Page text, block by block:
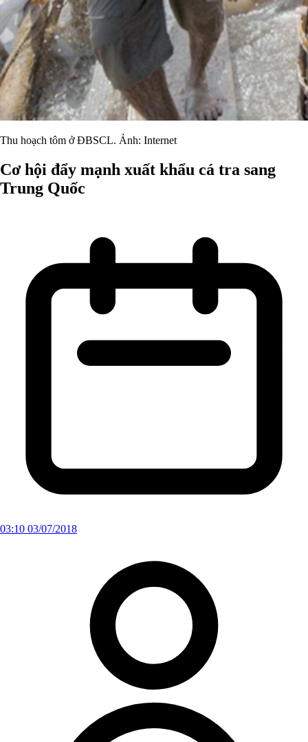
Thu hoạch tôm ở ĐBSCL. Ảnh: Internet
Cơ hội đẩy mạnh xuất khẩu cá tra sang
Trung Quốc
03:10 03/07/2018